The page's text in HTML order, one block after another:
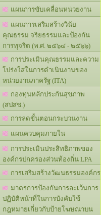
แผนการขับเคลื่อนหน่วยงาน
แผนการเสริมสร้างวินัย
คุณธรรม จริยธรรมและป้องกัน
การทุจริต (พ.ศ. ๒๕๖๔ - ๒๕๖๖)
การประเมินคุณธรรมและความ
โปร่งใสในการดำเนินงานของ
หน่วยงานภาครัฐ (ITA)
กองทุนหลักประกันสุขภาพ
(สปสช.)
การลดขั้นตอนกระบวนงาน
แผนควบคุมภายใน
การประเมินประสิทธิภาพของ
องค์กรปกครองส่วนท้องถิ่น LPA
การเสริมสร้างวัฒนธรรมองค์กร
มาตรการป้องกันการละเว้นการ
ปฏิบัติหน้าที่ในการบังคับใช้
กฎหมายเกี่ยวกับป้ายโฆษณาบน